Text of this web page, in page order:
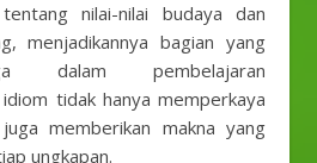
nilai-nilai budaya dan
menjadikannya bagian yang
dalam pembelajaran
idiom tidak hanya memperkaya
memberikan makna yang
ungkapan.